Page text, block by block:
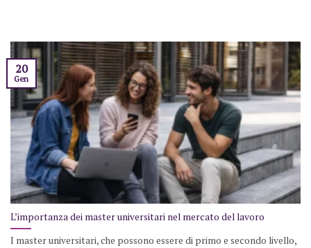
L’importanza dei master universitari nel mercato del lavoro
I master universitari, che possono essere di primo e secondo livello,
20
Gen